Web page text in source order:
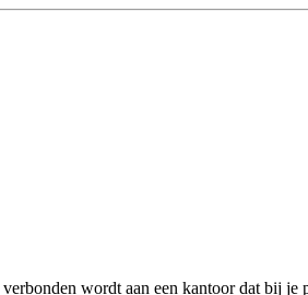
verbonden wordt aan een kantoor dat bij je